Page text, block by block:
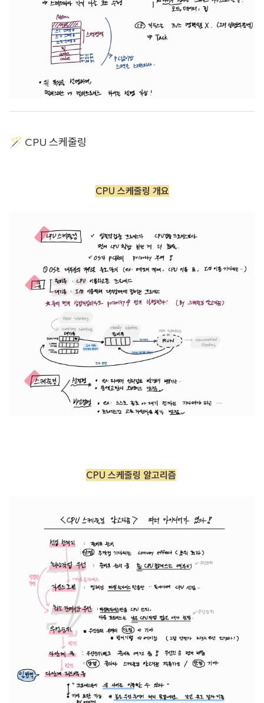
🪄 CPU 스케줄링
CPU 스케줄링 개요
CPU 스케줄링 알고리즘